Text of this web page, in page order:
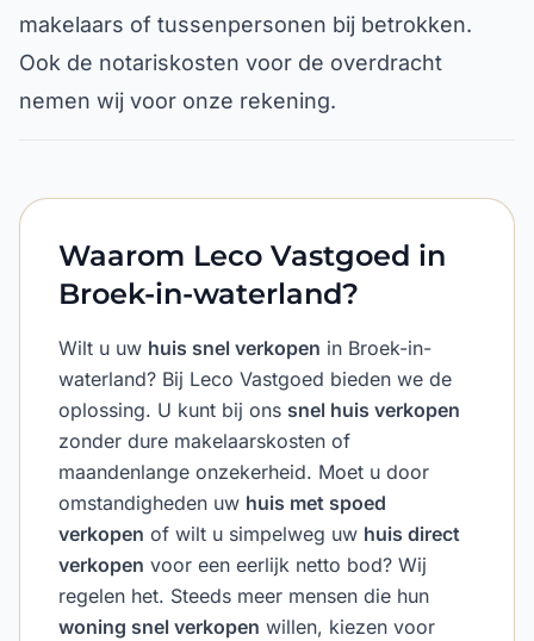
makelaars of tussenpersonen bij betrokken.
Ook de notariskosten voor de overdracht
nemen wij voor onze rekening.
Waarom Leco Vastgoed in
Broek-in-waterland?
Wilt u uw huis snel verkopen in Broek-in-
waterland? Bij Leco Vastgoed bieden we de
oplossing. U kunt bij ons snel huis verkopen
zonder dure makelaarskosten of
maandenlange onzekerheid. Moet u door
omstandigheden uw huis met spoed
verkopen of wilt u simpelweg uw huis direct
verkopen voor een eerlijk netto bod? Wij
regelen het. Steeds meer mensen die hun
woning snel verkopen willen, kiezen voor